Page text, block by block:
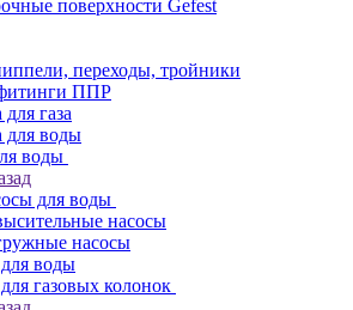
поверхности Gefest
переходы, тройники
ППР
газа
для воды
воды
для воды
насосы
насосы
воды
газовых колонок